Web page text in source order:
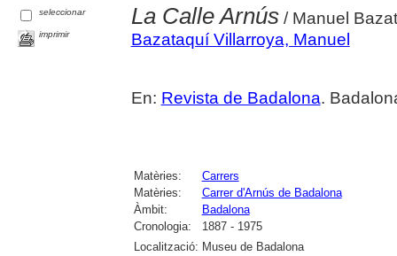
seleccionar
imprimir
La Calle Arnús/ Manuel
Bazataquí Villarroya, Manuel
En: Revista de Badalona.
Matèries:
Carrers
Matèries:
Carrer d'Arnús de Badalona
Àmbit:
Badalona
Cronologia:
1887 - 1975
Localització: Museu de Badalona